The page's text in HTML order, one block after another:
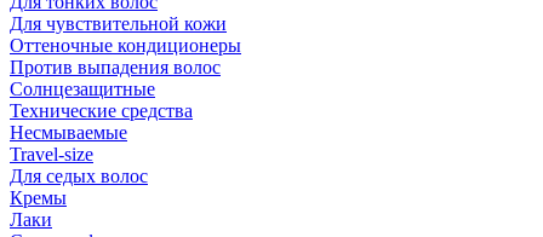
Для чувствительной кожи
Оттеночные кондиционеры
Против выпадения волос
Солнцезащитные
Технические средства
Несмываемые
Travel-size
Для седых волос
Кремы
Лаки